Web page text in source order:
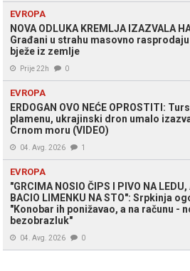
EVROPA
NOVA ODLUKA KREMLJA IZAZVALA
Građani u strahu masovno
bježe iz zemlje
Prije 22h 0
EVROPA
ERDOGAN OVO NEĆE OPROSTITI:
plamenu, ukrajinski dron umalo
Crnom moru (VIDEO)
04. Avg. 2026 1
EVROPA
"GRCIMA NOSIO ČIPS I PIVO NA
BACIO LIMENKU NA STO": Srpkinja
"Konobar ih ponižavao, a na računu -
bezobrazluk"
04. Avg. 2026 0